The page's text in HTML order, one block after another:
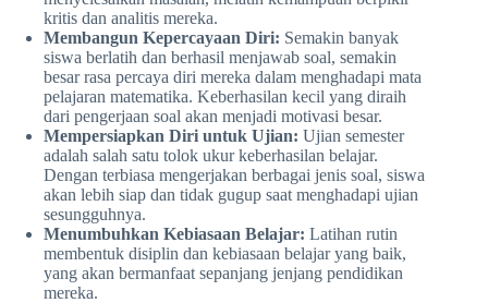
kritis dan analitis mereka.
Membangun Kepercayaan Diri: Semakin banyak
siswa berlatih dan berhasil menjawab soal, semakin
besar rasa percaya diri mereka dalam menghadapi mata
pelajaran matematika. Keberhasilan kecil yang diraih
dari pengerjaan soal akan menjadi motivasi besar.
Mempersiapkan Diri untuk Ujian: Ujian semester
adalah salah satu tolok ukur keberhasilan belajar.
Dengan terbiasa mengerjakan berbagai jenis soal, siswa
akan lebih siap dan tidak gugup saat menghadapi ujian
sesungguhnya.
Menumbuhkan Kebiasaan Belajar: Latihan rutin
membentuk disiplin dan kebiasaan belajar yang baik,
yang akan bermanfaat sepanjang jenjang pendidikan
mereka.